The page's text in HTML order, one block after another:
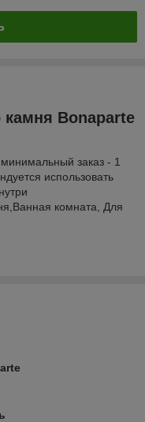
камня Bonaparte
заказ - 1
использовать
комната, Для